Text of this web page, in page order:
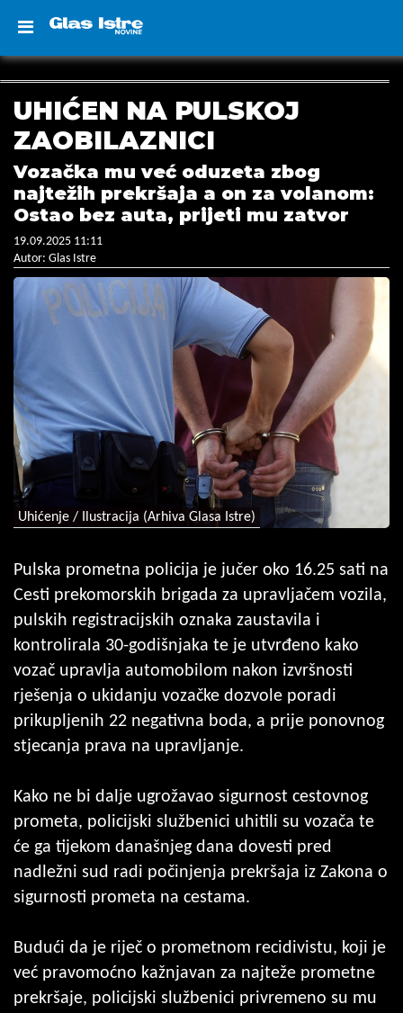
UHIĆEN NA PULSKOJ
ZAOBILAZNICI
Vozačka mu već oduzeta zbog
najtežih prekršaja a on za volanom:
Ostao bez auta, prijeti mu zatvor
19.09.2025 11:11
Autor: Glas Istre
Uhićenje / Ilustracija (Arhiva Glasa Istre)
Pulska prometna policija je jučer oko 16.25 sati na
Cesti prekomorskih brigada za upravljačem vozila,
pulskih registracijskih oznaka zaustavila i
kontrolirala 30-godišnjaka te je utvrđeno kako
vozač upravlja automobilom nakon izvršnosti
rješenja o ukidanju vozačke dozvole poradi
prikupljenih 22 negativna boda, a prije ponovnog
stjecanja prava na upravljanje.
Kako ne bi dalje ugrožavao sigurnost cestovnog
prometa, policijski službenici uhitili su vozača te
će ga tijekom današnjeg dana dovesti pred
nadležni sud radi počinjenja prekršaja iz Zakona o
sigurnosti prometa na cestama.
Budući da je riječ o prometnom recidivistu, koji je
već pravomoćno kažnjavan za najteže prometne
prekršaje, policijski službenici privremeno su mu